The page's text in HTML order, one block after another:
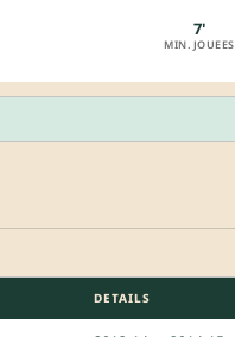
7'
MIN. JOUEES
DETAILS